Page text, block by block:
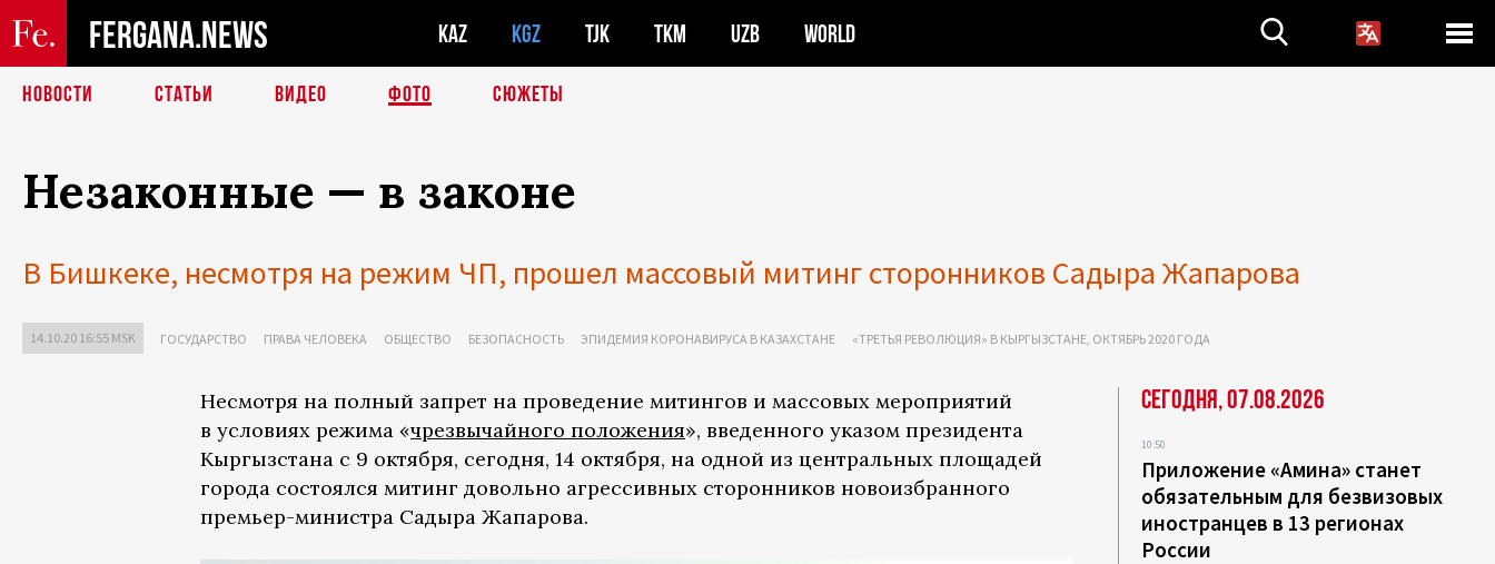
FERGANA.NEWS KAZ KGZ TJK TKM UZB WORLD
НОВОСТИ СТАТЬИ ВИДЕО ФОТО СЮЖЕТЫ
Незаконные — в законе
В Бишкеке, несмотря на режим ЧП, прошел массовый митинг сторонников Садыра Жапарова
14.10.20 16:55 MSK ГОСУДАРСТВО ПРАВА ЧЕЛОВЕКА ОБЩЕСТВО БЕЗОПАСНОСТЬ ЭПИДЕМИЯ КОРОНАВИРУСА В КАЗАХСТАНЕ «ТРЕТЬЯ РЕВОЛЮЦИЯ» В КЫРГЫЗСТАНЕ, ОКТЯБРЬ 2020 ГОДА
Несмотря на полный запрет на проведение митингов и массовых мероприятий
в условиях режима «чрезвычайного положения», введенного указом президента
Кыргызстана с 9 октября, сегодня, 14 октября, на одной из центральных площадей
города состоялся митинг довольно агрессивных сторонников новоизбранного
премьер-министра Садыра Жапарова.
Сегодня, 07.08.2026
10:50
Приложение «Амина» станет
обязательным для безвизовых
иностранцев в 13 регионах
России